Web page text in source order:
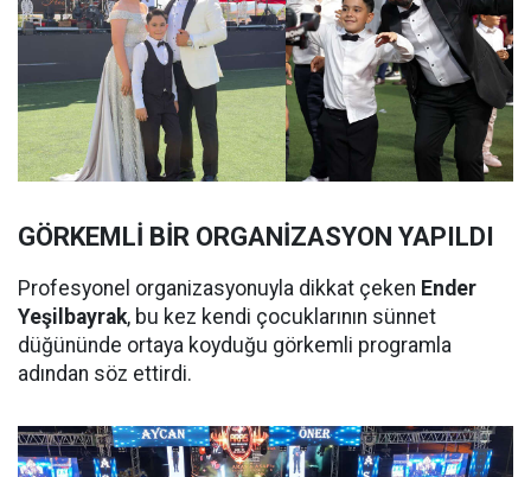
GÖRKEMLİ BİR ORGANİZASYON YAPILDI
Profesyonel organizasyonuyla dikkat çeken Ender
Yeşilbayrak, bu kez kendi çocuklarının sünnet
düğününde ortaya koyduğu görkemli programla
adından söz ettirdi.